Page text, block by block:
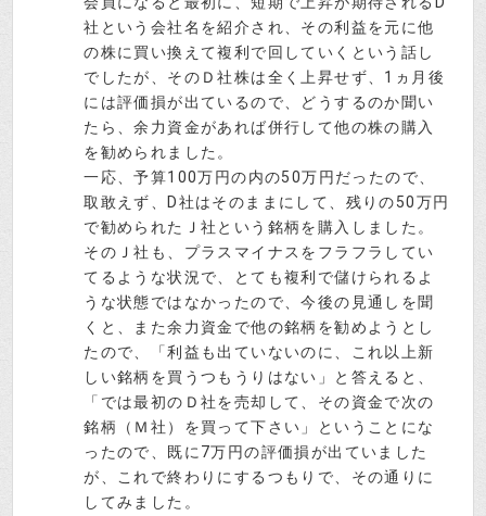
社という会社名を紹介され、その利益を元に他
の株に買い換えて複利で回していくという話し
でしたが、そのＤ社株は全く上昇せず、1ヵ月後
には評価損が出ているので、どうするのか聞い
たら、余力資金があれば併行して他の株の購入
を勧められました。
一応、予算100万円の内の50万円だったので、
取敢えず、D社はそのままにして、残りの50万円
で勧められたＪ社という銘柄を購入しました。
そのＪ社も、プラスマイナスをフラフラしてい
てるような状況で、とても複利で儲けられるよ
うな状態ではなかったので、今後の見通しを聞
くと、また余力資金で他の銘柄を勧めようとし
たので、「利益も出ていないのに、これ以上新
しい銘柄を買うつもうりはない」と答えると、
「では最初のＤ社を売却して、その資金で次の
銘柄（Ｍ社）を買って下さい」ということにな
ったので、既に7万円の評価損が出ていました
が、これで終わりにするつもりで、その通りに
してみました。